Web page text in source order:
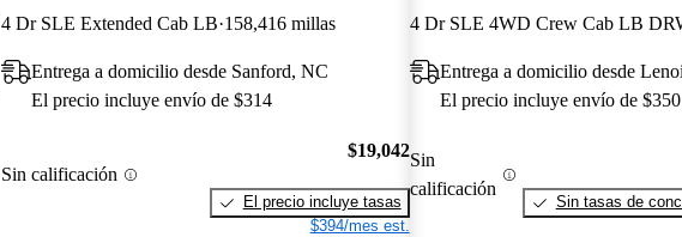
4 Dr SLE Extended Cab LB 158,416 millas
Entrega a domicilio desde Sanford, NC
El precio incluye envío de $314
Sin calificación
$19,042
El precio incluye tasas
$394/mes est.
4 Dr SLE 4WD Crew Cab LB
Entrega a domicilio desde
El precio incluye envío de $350
Sin
calificación
Sin tasas de